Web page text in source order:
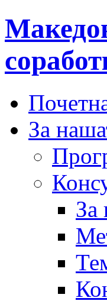
За
За